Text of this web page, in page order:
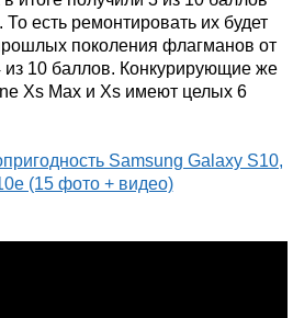
есть ремонтировать их будет
поколения флагманов от
из 10 баллов. Конкурирующие же
Xs Max и Xs имеют целых 6